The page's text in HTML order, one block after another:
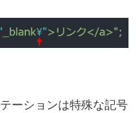
ーションは特殊な記号